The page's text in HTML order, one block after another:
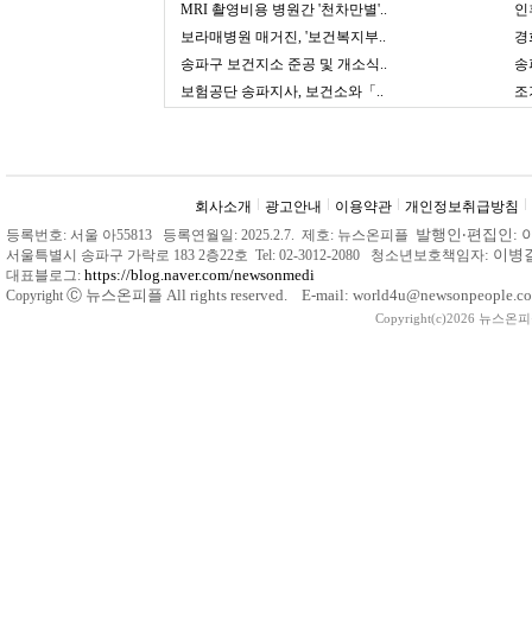
MRI 촬영비용 병원간 '천차만별'..
인
보라매병원 매거진, '보건복지부..
경
송파구 보건지소 준공 및 개소식..
송
보험공단 송파지사, 보건소와「..
회사소개 광고안내 이용약관
개인정보취급방침
등록번호: 서울 아55813 등록연월일: 2025.2.7. 제호: 뉴스온피플 발행인 ‧편집인:
서울특별시 송파구 가락로 183 2층22호 Tel: 02-3012-2080 청소년보호책임자: 이
대표블로그: https://blog.naver.com/newsonmedi
Copyright Ⓒ 뉴스온피플 All rights reserved. E-mail:
Copyright(c)2026 뉴스온